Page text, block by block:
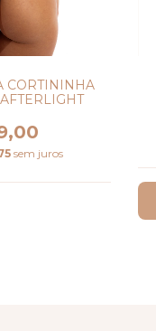
CORTININHA
sem juros